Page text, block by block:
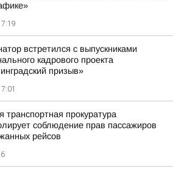
встретился с выпускниками
кадрового проекта
призыв»
прокуратура
соблюдение прав пассажиров
рейсов